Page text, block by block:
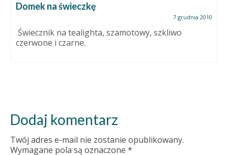
Domek na świeczkę
7 grudnia 2010
Świecznik na tealighta, szamotowy, szkliwo
czerwone i czarne.
Dodaj komentarz
Twój adres e-mail nie zostanie opublikowany.
Wymagane pola są oznaczone *